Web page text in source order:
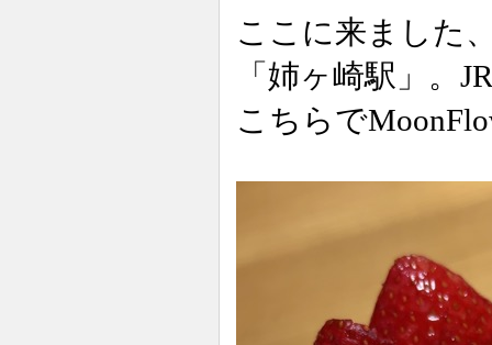
ここに来ました
「姉ヶ崎駅」。
こちらで